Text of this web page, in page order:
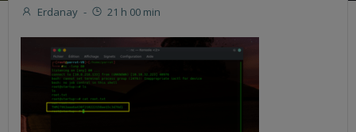
Erdanay - 21 h 00 min